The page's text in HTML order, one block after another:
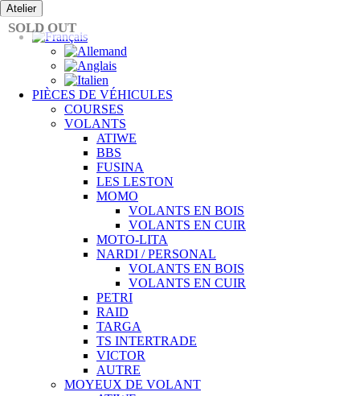
Passer
au
contenu
Atelier
PIÈCES DE VÉHICULES
COURSES
VOLANTS
ATIWE
BBS
FUSINA
LES LESTON
MOMO
VOLANTS EN BOIS
VOLANTS EN CUIR
MOTO-LITA
NARDI / PERSONAL
VOLANTS EN BOIS
VOLANTS EN CUIR
PETRI
RAID
TARGA
TS INTERTRADE
VICTOR
AUTRE
MOYEUX DE VOLANT
SOLD OUT